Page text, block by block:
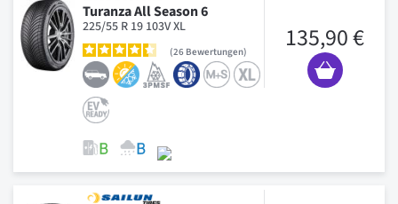
Turanza All Season 6
225/55 R 19 103V XL
26 Bewertungen 135,90 €